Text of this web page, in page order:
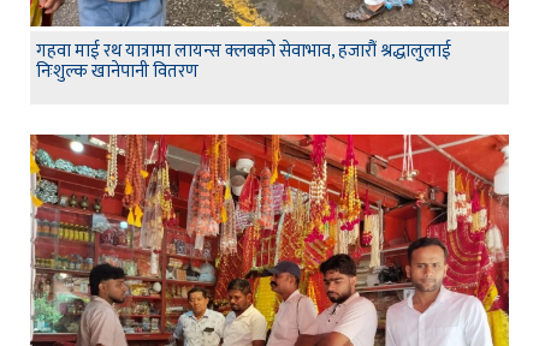
गहवा माई रथ यात्रामा लायन्स क्लबको सेवाभाव, हजारौं श्रद्धालुलाई
निःशुल्क खानेपानी वितरण